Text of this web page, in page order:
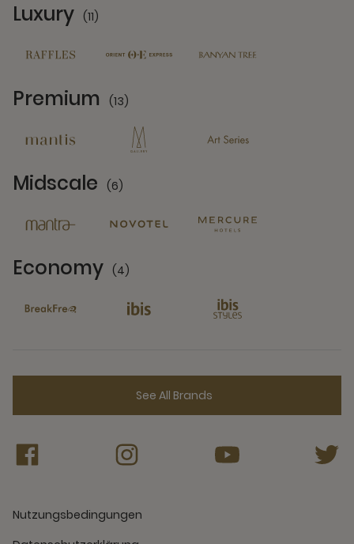
Luxury (11)
Premium (13)
Midscale (6)
Economy (4)
See All Brands
Nutzungsbedingungen